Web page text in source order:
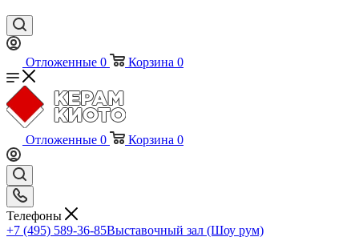
Отложенные 0 Корзина 0
Отложенные 0 Корзина 0
Телефоны
+7 (495) 589-36-85Выставочный зал (Шоу рум)